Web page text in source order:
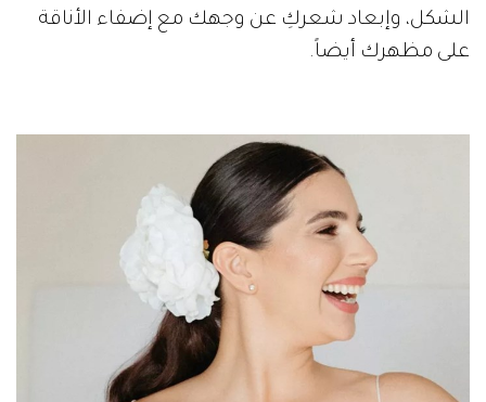
الشكل، وإبعاد شعركِ عن وجهك مع إضفاء الأناقة
على مظهرك أيضاً.